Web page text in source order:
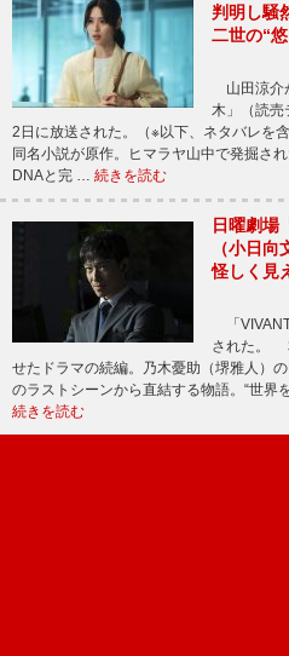
判明し騒
二世の“
山田涼介
木」（読売
2日に放送された。（※以下、ネタバレ
同名小説が原作。ヒマラヤ山中で発掘さ
DNAと完 … 続きを読む
日曜劇場
（小日
怪しく見
「
された。
せたドラマの続編。乃木憂助（堺雅人）
のラストシーンから直結する物語。“世界
続きを読む